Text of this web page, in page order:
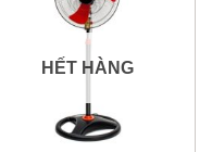
HẾT HÀNG